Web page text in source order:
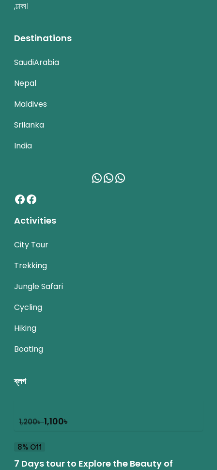
,ঢাকা।
Destinations
SaudiArabia
Nepal
Maldives
Srilanka
India
WhatsApp
WhatsApp
WhatsApp
Facebook
Facebook
Activities
City Tour
Trekking
Jungle Safari
Cycling
Hiking
Boating
ব্লগ
1,200৳1,100৳
8% Off
7 Days tour to Explore the Beauty of